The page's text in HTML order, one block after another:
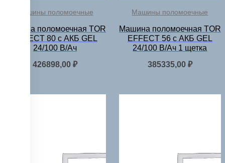
Машины поломоечные
Машина поломоечная TOR
EFFECT 80 с АКБ GEL
24/100 В/Ач
426898,00₽
Машины поломоечные
Машина поломоечная TOR
EFFECT 56 с АКБ GEL
24/100 В/Ач 1 щетка
385335,00 ₽